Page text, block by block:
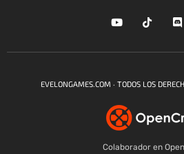
EVELONGAMES.COM · TODOS LOS
Colaborador en